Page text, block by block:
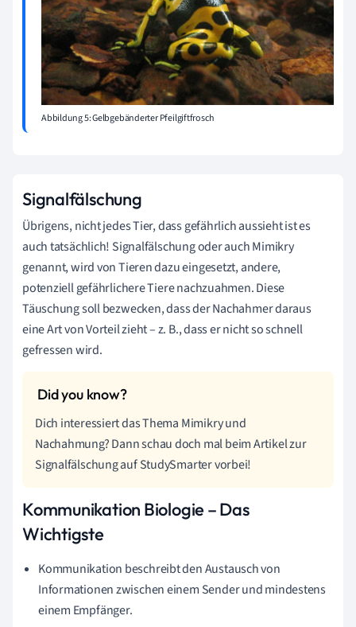
Abbildung 5: Gelbgebänderter Pfeilgiftfrosch
Signalfälschung
Übrigens, nicht jedes Tier, dass gefährlich aussieht ist es
auch tatsächlich! Signalfälschung oder auch Mimikry
genannt, wird von Tieren dazu eingesetzt, andere,
potenziell gefährlichere Tiere nachzuahmen.Diese
Täuschung soll bezwecken, dass der Nachahmer daraus
eine Art von Vorteil zieht – z. B., dass er nicht so schnell
gefressen wird.
Dich interessiert das Thema Mimikry und
Nachahmung? Dann schau doch mal beim Artikel zur
Signalfälschung auf StudySmarter vorbei!
Kommunikation Biologie – Das
Wichtigste
Kommunikation beschreibt denAustausch von
Informationen zwischen einem Sender und mindestens
einem Empfänger.